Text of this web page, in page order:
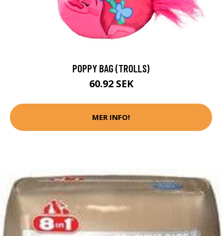
POPPY BAG (TROLLS)
60.92 SEK
MER INFO!